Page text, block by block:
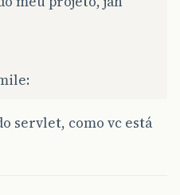
servlet, como vc está